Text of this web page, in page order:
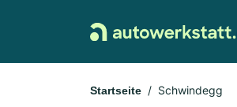
Startseite Schwindegg